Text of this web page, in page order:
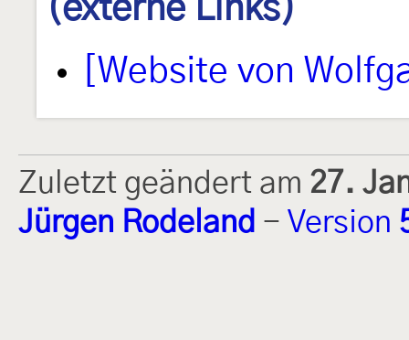
(externe Links)
[Website von
Zuletzt geändert am 27.
Jürgen Rodeland - Version